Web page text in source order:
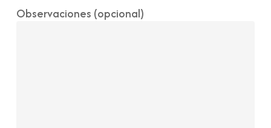
Observaciones (opcional)